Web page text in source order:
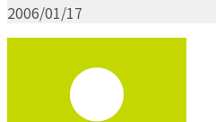
2006/01/17